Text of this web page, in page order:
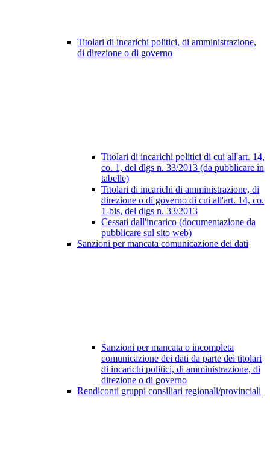
Titolari di incarichi politici, di amministrazione,
di direzione o di governo
Titolari di incarichi politici di cui all'art. 14,
co. 1, del dlgs n. 33/2013 (da pubblicare in
tabelle)
Titolari di incarichi di amministrazione, di
direzione o di governo di cui all'art. 14, co.
1-bis, del dlgs n. 33/2013
Cessati dall'incarico (documentazione da
pubblicare sul sito web)
Sanzioni per mancata comunicazione dei dati
Sanzioni per mancata o incompleta
comunicazione dei dati da parte dei titolari
di incarichi politici, di amministrazione, di
direzione o di governo
Rendiconti gruppi consiliari regionali/provinciali